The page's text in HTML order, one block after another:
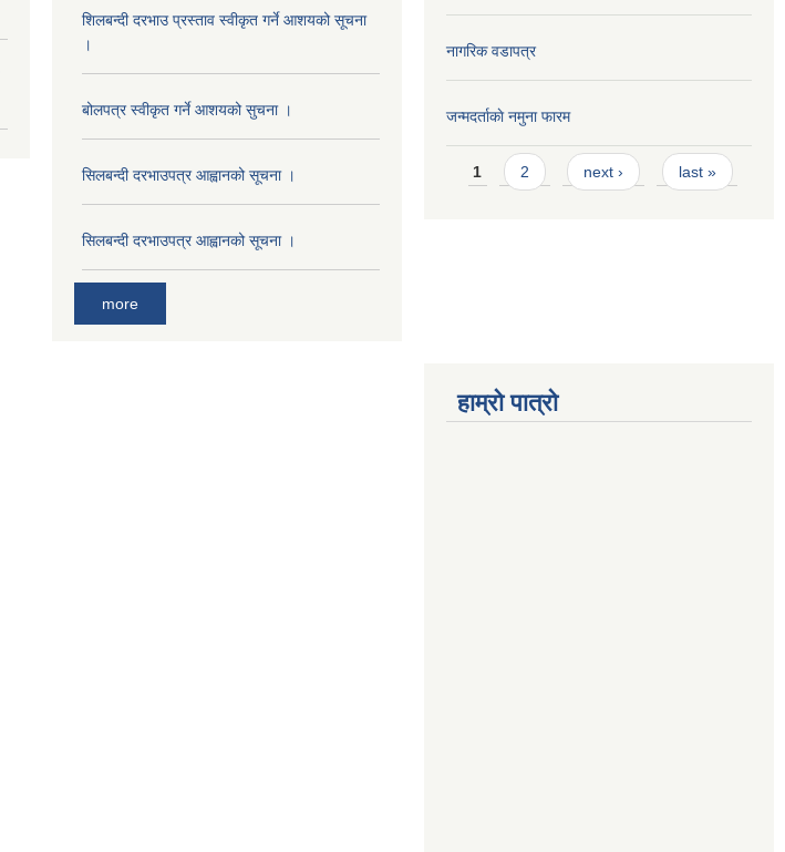
शिलबन्दी दरभाउ प्रस्ताव स्वीकृत गर्ने आशयको सूचना
।
बोलपत्र स्वीकृत गर्ने आशयको सुचना ।
सिलबन्दी दरभाउपत्र आह्वानको सूचना ।
सिलबन्दी दरभाउपत्र आह्वानको सूचना ।
more
नागरिक वडापत्र
जन्मदर्ताकाे नमुना फारम
Pages
1 2 next › last »
हाम्रो पात्रो